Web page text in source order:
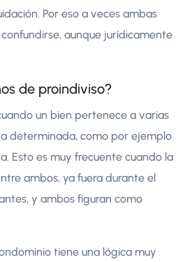
Por eso a veces ambas
aunque jurídicamente
de proindiviso?
un bien pertenece a varias
determinada, como por ejemplo
Esto es muy frecuente cuando la
ambos, ya fuera durante el
y ambos figuran como
tiene una lógica muy